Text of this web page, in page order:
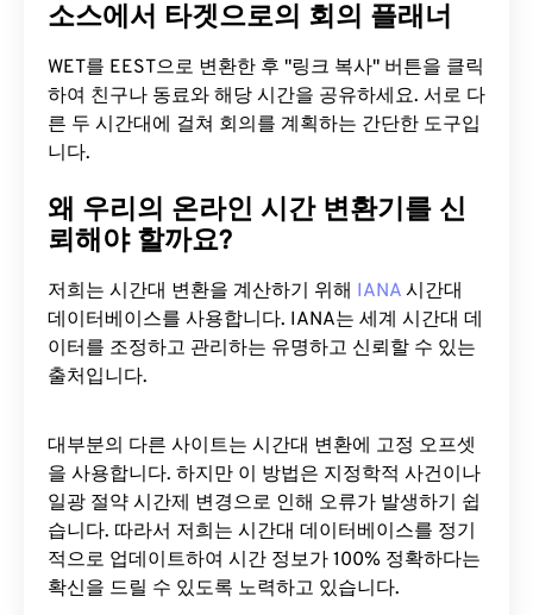
소스에서 타겟으로의 회의 플래너
WET를 EEST으로 변환한 후 "링크 복사" 버튼을 클릭
하여 친구나 동료와 해당 시간을 공유하세요. 서로 다
른 두 시간대에 걸쳐 회의를 계획하는 간단한 도구입
니다.
왜 우리의 온라인 시간 변환기를 신
뢰해야 할까요?
저희는 시간대 변환을 계산하기 위해 IANA 시간대
데이터베이스를 사용합니다. IANA는 세계 시간대 데
이터를 조정하고 관리하는 유명하고 신뢰할 수 있는
출처입니다.
대부분의 다른 사이트는 시간대 변환에 ​​고정 오프셋
을 사용합니다. 하지만 이 방법은 지정학적 사건이나
일광 절약 시간제 변경으로 인해 오류가 발생하기 쉽
습니다. 따라서 저희는 시간대 데이터베이스를 정기
적으로 업데이트하여 시간 정보가 100% 정확하다는
확신을 드릴 수 있도록 노력하고 있습니다.